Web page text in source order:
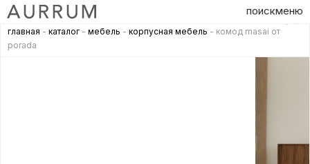
поискменю
главная - каталог - мебель - корпусная мебель - комод masai от
porada